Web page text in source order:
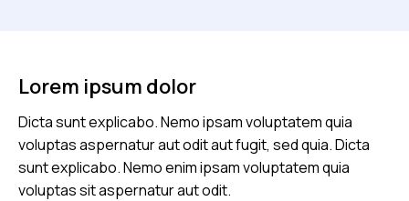
Lorem ipsum dolor
Dicta sunt explicabo. Nemo ipsam voluptatem quia
voluptas aspernatur aut odit aut fugit, sed quia. Dicta
sunt explicabo. Nemo enim ipsam voluptatem quia
voluptas sit aspernatur aut odit.